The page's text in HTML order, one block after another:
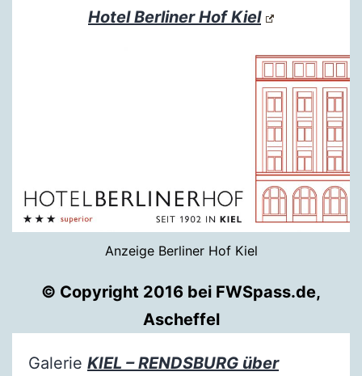
Hotel Berliner Hof Kiel
Anzeige Berliner Hof Kiel
© Copyright 2016 bei FWSpass.de,
Ascheffel
Galerie KIEL – RENDSBURG über